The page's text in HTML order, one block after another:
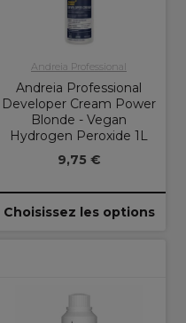
Andreia Professional
Andreia Professional
Developer Cream Power
Blonde - Vegan
Hydrogen Peroxide 1L
9,75 €
Choisissez les options